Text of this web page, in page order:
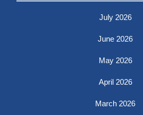
July 2026
June 2026
May 2026
April 2026
March 2026